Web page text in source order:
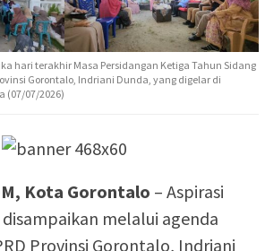
hari terakhir Masa Persidangan Ketiga Tahun Sidang
Gorontalo, Indriani Dunda, yang digelar di
(07/07/2026)
Kota Gorontalo – Aspirasi
melalui agenda
Provinsi Gorontalo, Indriani